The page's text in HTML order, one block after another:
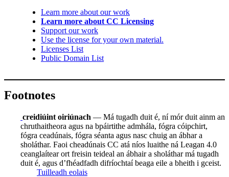
Learn more about our work
Learn more about CC Licensing
Support our work
Use the license for your own material.
Licenses List
Public Domain List
Footnotes
creidiúint oiriúnach — Má tugadh duit é, ní mór duit ainm an
chruthaitheora agus na bpáirtithe admhála, fógra cóipchirt,
fógra ceadúnais, fógra séanta agus nasc chuig an ábhar a
sholáthar. Faoi cheadúnais CC atá níos luaithe ná Leagan 4.0
ceanglaítear ort freisin teideal an ábhair a sholáthar má tugadh
duit é, agus d’fhéadfadh difríochtaí beaga eile a bheith i gceist.
Tuilleadh eolais